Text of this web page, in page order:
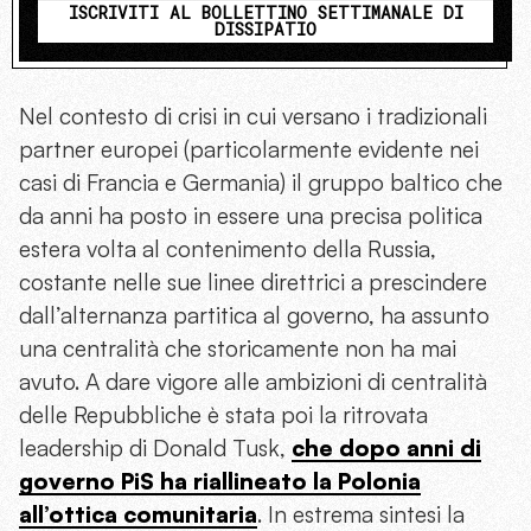
ISCRIVITI AL BOLLETTINO SETTIMANALE DI
DISSIPATIO
Nel contesto di crisi in cui versano i tradizionali
partner europei (particolarmente evidente nei
casi di Francia e Germania) il gruppo baltico che
da anni ha posto in essere una precisa politica
estera volta al contenimento della Russia,
costante nelle sue linee direttrici a prescindere
dall’alternanza partitica al governo, ha assunto
una centralità che storicamente non ha mai
avuto. A dare vigore alle ambizioni di centralità
delle Repubbliche è stata poi la ritrovata
leadership di Donald Tusk, che dopo anni di
governo PiS ha riallineato la Polonia
all’ottica comunitaria. In estrema sintesi la